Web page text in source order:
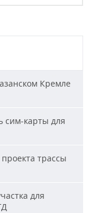
Кремле
сим-карты для
трассы
для